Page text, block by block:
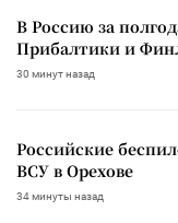
В Россию за
Прибалтики и
30 минут назад
Российские
ВСУ в Орехове
34 минуты назад